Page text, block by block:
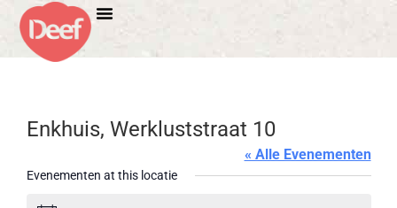
Enkhuis, Werkluststraat 10
« Alle Evenementen
Evenementen at this locatie